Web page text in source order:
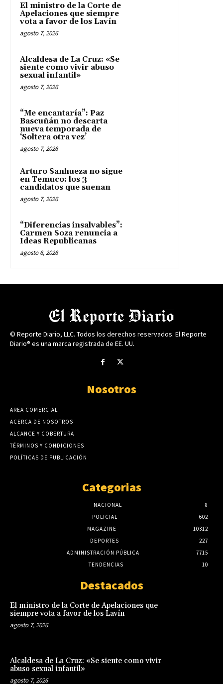
El ministro de la Corte de
Apelaciones que siempre
vota a favor de los Lavín
agosto 7, 2026
Alcaldesa de La Cruz: «Se
siente como vivir abuso
sexual infantil»
agosto 7, 2026
“Me encantaría”: Paz
Bascuñán no descarta
nueva temporada de
‘Soltera otra vez’
agosto 7, 2026
Arturo Sanhueza no sigue
en Temuco: los 3
candidatos que suenan
agosto 7, 2026
“Diferencias insalvables”:
Carmen Soza renuncia a
Ideas Republicanas
agosto 6, 2026
© Reporte Diario, LLC. Todos los derechos reservados. El Reporte
Diario® es una marca registrada de EE. UU.
Nosotros
AREA COMERCIAL
ACERCA DE NOSOTROS
ALCANCE Y COBERTURA
TÉRMINOS Y CONDICIONES
POLÍTICAS DE PUBLICACIÓN
Categorias
NACIONAL
8
POLICIAL
602
MAGAZINE
10312
DEPORTES
227
ADMINISTRACIÓN PÚBLICA
7715
TENDENCIAS
10
Destacados
El ministro de la Corte de Apelaciones que
siempre vota a favor de los Lavín
agosto 7, 2026
Alcaldesa de La Cruz: «Se siente como vivir
abuso sexual infantil»
agosto 7, 2026